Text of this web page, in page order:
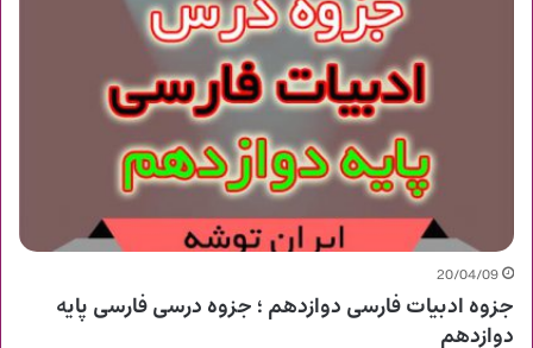
20/04/09
جزوه ادبیات فارسی دوازدهم ؛ جزوه درسی فارسی پایه
دوازدهم